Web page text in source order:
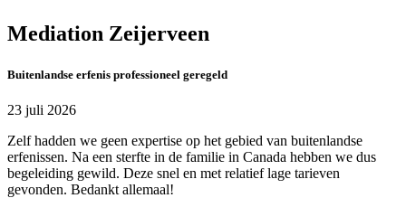
Mediation Zeijerveen
Buitenlandse erfenis professioneel geregeld
23 juli 2026
Zelf hadden we geen expertise op het gebied van buitenlandse
erfenissen. Na een sterfte in de familie in Canada hebben we dus
begeleiding gewild. Deze snel en met relatief lage tarieven
gevonden. Bedankt allemaal!